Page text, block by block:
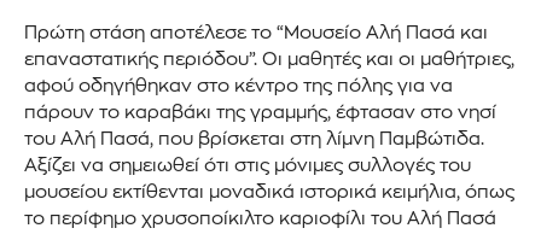
Πρώτη στάση αποτέλεσε το “Μουσείο Αλή Πασά και
επαναστατικής περιόδου”. Οι μαθητές και οι μαθήτριες,
αφού οδηγήθηκαν στο κέντρο της πόλης για να
πάρουν το καραβάκι της γραμμής, έφτασαν στο νησί
του Αλή Πασά, που βρίσκεται στη λίμνη Παμβώτιδα.
Αξίζει να σημειωθεί ότι στις μόνιμες συλλογές του
μουσείου εκτίθενται μοναδικά ιστορικά κειμήλια, όπως
το περίφημο χρυσοποίκιλτο καριοφίλι του Αλή Πασά